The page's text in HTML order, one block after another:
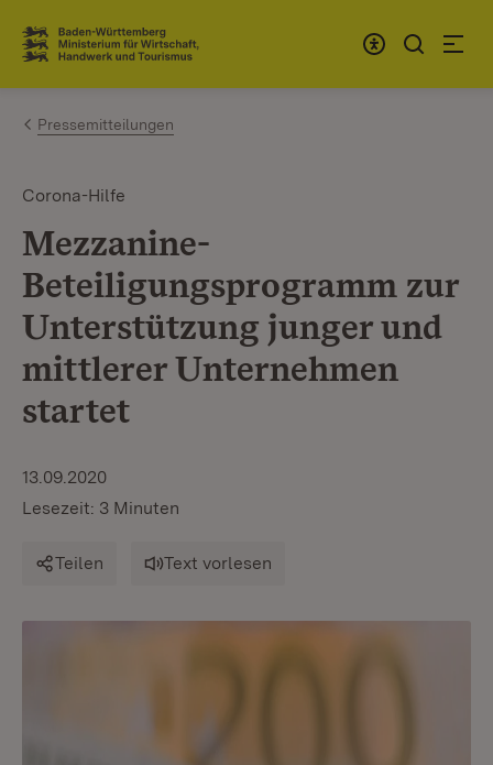
Zum Inhalt springen
Link zur Startseite
Pressemitteilungen
Corona-Hilfe
Mezzanine-
Beteiligungsprogramm zur
Unterstützung junger und
mittlerer Unternehmen
startet
13.09.2020
Lesezeit: 3 Minuten
Teilen Text vorlesen